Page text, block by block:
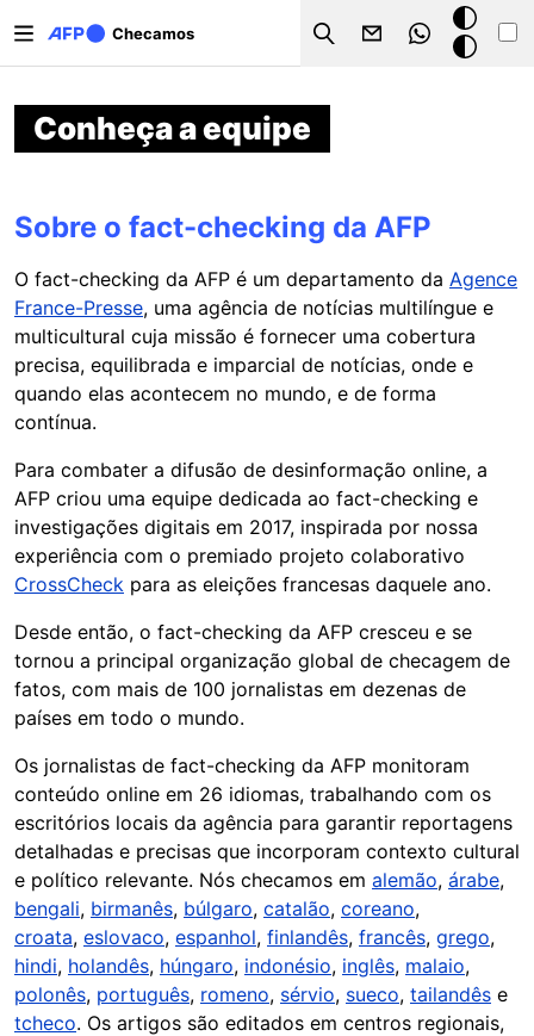
Checamos
Search
Modo
escuro
Conheça a equipe
Sobre o fact-checking da AFP
O fact-checking da AFP é um departamento da Agence
France-Presse, uma agência de notícias multilíngue e
multicultural cuja missão é fornecer uma cobertura
precisa, equilibrada e imparcial de notícias, onde e
quando elas acontecem no mundo, e de forma
contínua.
Para combater a difusão de desinformação online, a
AFP criou uma equipe dedicada ao fact-checking e
investigações digitais em 2017, inspirada por nossa
experiência com o premiado projeto colaborativo
CrossCheck para as eleições francesas daquele ano.
Desde então, o fact-checking da AFP cresceu e se
tornou a principal organização global de checagem de
fatos, com mais de 100 jornalistas em dezenas de
países em todo o mundo.
Os jornalistas de fact-checking da AFP monitoram
conteúdo online em 26 idiomas, trabalhando com os
escritórios locais da agência para garantir reportagens
detalhadas e precisas que incorporam contexto cultural
e político relevante. Nós checamos em alemão, árabe,
bengali, birmanês, búlgaro, catalão, coreano,
croata, eslovaco, espanhol, finlandês, francês, grego,
hindi, holandês, húngaro, indonésio, inglês, malaio,
polonês, português, romeno, sérvio, sueco, tailandês e
tcheco. Os artigos são editados em centros regionais,